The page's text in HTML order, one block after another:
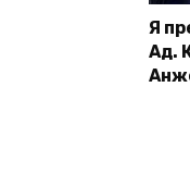
Я
Ад.